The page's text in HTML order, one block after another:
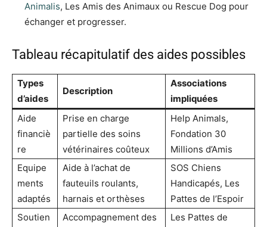
Animalis, Les Amis des Animaux ou Rescue Dog pour
échanger et progresser.
Tableau récapitulatif des aides possibles
Types
d’aides
Description
Associations
impliquées
Aide
financiè
re
Prise en charge
partielle des soins
vétérinaires coûteux
Help Animals,
Fondation 30
Millions d’Amis
Equipe
ments
adaptés
Aide à l’achat de
fauteuils roulants,
harnais et orthèses
SOS Chiens
Handicapés, Les
Pattes de l’Espoir
Soutien
Accompagnement des
Les Pattes de